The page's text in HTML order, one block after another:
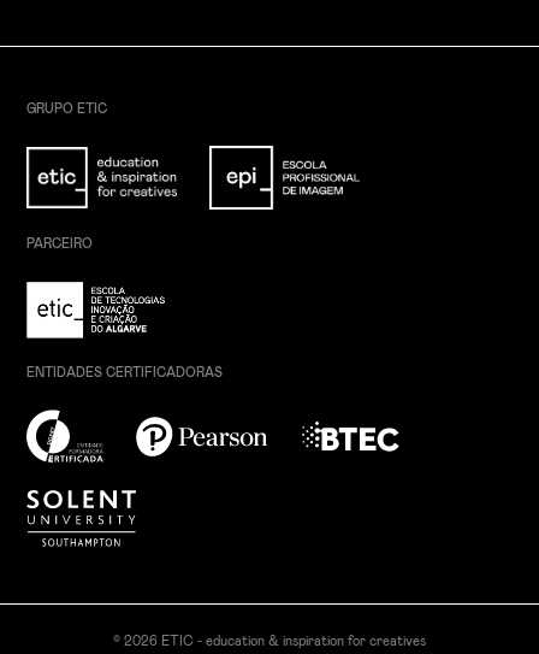
GRUPO ETIC
PARCEIRO
ENTIDADES CERTIFICADORAS
© 2026 ETIC - education & inspiration for creatives